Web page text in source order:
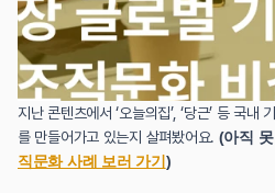
지난 콘텐츠에서 ‘오늘의집’, ‘당근’ 등 국내
를 만들어가고 있는지 살펴봤어요. (아직
직문화 사례 보러 가기 )